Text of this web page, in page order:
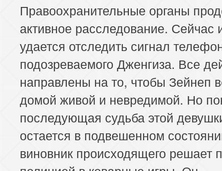
Правоохранительные органы
активное расследование. Сейчас
удается отследить сигнал
подозреваемого Дженгиза. Все
направлены на то, чтобы Зейнеп
домой живой и невредимой. Но
последующая судьба этой
остается в подвешенном
виновник происходящего решает